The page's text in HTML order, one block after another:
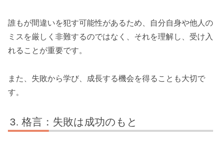
誰もが間違いを犯す可能性があるため、自分自身や他人の
ミスを厳しく非難するのではなく、それを理解し、受け入
れることが重要です。
また、失敗から学び、成長する機会を得ることも大切で
す。
格言：失敗は成功のもと